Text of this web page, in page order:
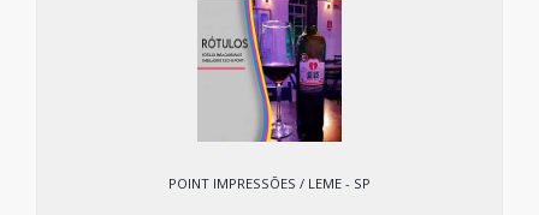
POINT IMPRESSÕES / LEME - SP